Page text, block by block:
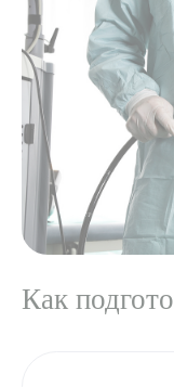
Как